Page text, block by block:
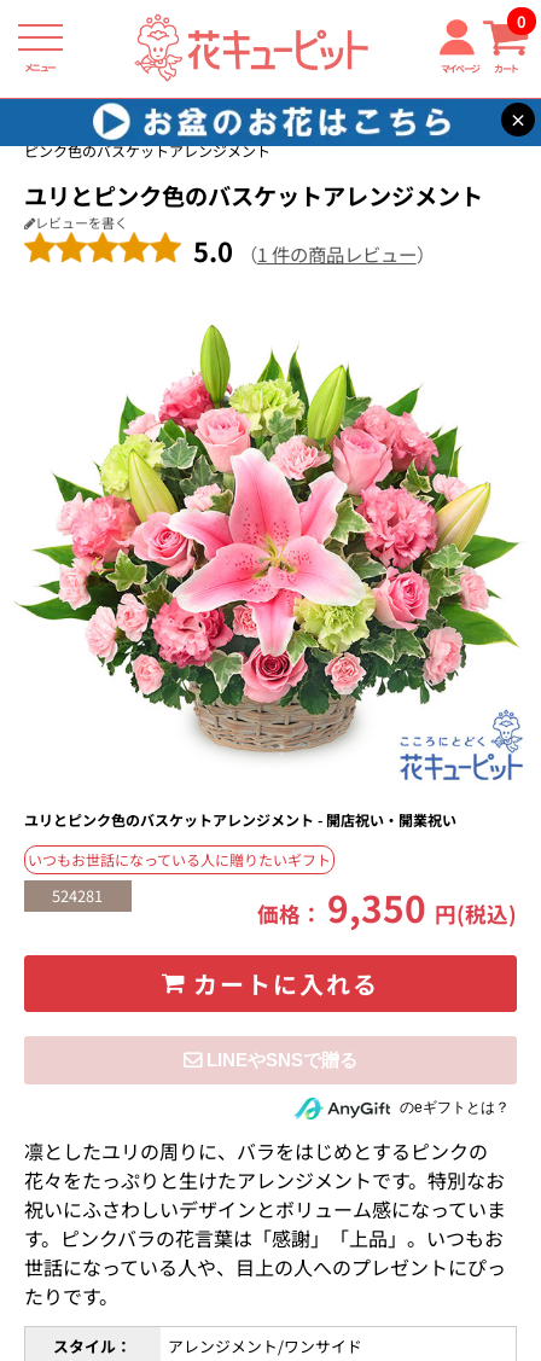
メニュー マイページ カート
0
×
花キューピット 開店祝い・開業祝い
【開店祝い・開業祝い】ユリと
ピンク色のバスケットアレンジメント
ユリとピンク色のバスケットアレンジメント
レビューを書く
5.0 （1 件の商品レビュー）
ユリとピンク色のバスケットアレンジメント - 開店祝い・開業祝い
いつもお世話になっている人に贈りたいギフト
524281
価格： 9,350 円(税込)
カートに入れる
住所を知らない相手にeギフトで贈るのeギフトとは？
凛としたユリの周りに、バラをはじめとするピンクの
花々をたっぷりと生けたアレンジメントです。特別なお
祝いにふさわしいデザインとボリューム感になっていま
す。ピンクバラの花言葉は「感謝」「上品」。いつもお
世話になっている人や、目上の人へのプレゼントにぴっ
たりです。
スタイル：
アレンジメント/ワンサイド